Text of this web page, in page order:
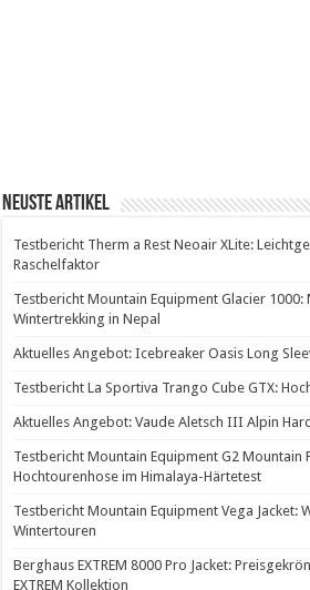
Neuste Artikel
Testbericht Therm a Rest Neoair XLite:
Raschelfaktor
Testbericht Mountain Equipment Glacier 1000:
Wintertrekking in Nepal
Aktuelles Angebot: Icebreaker Oasis Long
Testbericht La Sportiva Trango Cube GTX:
Aktuelles Angebot: Vaude Aletsch III Alpin
Testbericht Mountain Equipment G2 Mountain
Hochtourenhose im Himalaya-Härtetest
Testbericht Mountain Equipment Vega Jacket:
Wintertouren
Berghaus EXTREM 8000 Pro Jacket:
EXTREM Kollektion